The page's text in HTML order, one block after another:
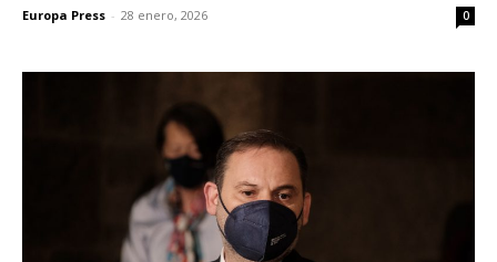
Europa Press - 28 enero, 2026 0